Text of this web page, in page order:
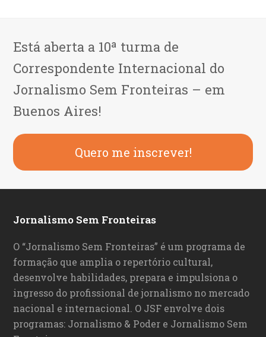
Está aberta a 10ª turma de
Correspondente Internacional do
Jornalismo Sem Fronteiras – em
Buenos Aires!
Quero me inscrever!
Jornalismo Sem Fronteiras
O “Jornalismo Sem Fronteiras” é um programa de
formação que amplia o repertório cultural,
desenvolve habilidades, prepara e impulsiona o
ingresso do profissional de jornalismo no mercado
nacional e internacional. O JSF envolve dois
programas: Jornalismo & Poder e Jornalismo Sem